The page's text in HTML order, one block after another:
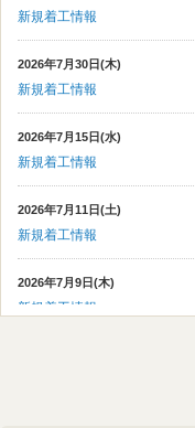
新規着工情報
2026年7月30日(木)
新規着工情報
2026年7月15日(水)
新規着工情報
2026年7月11日(土)
新規着工情報
2026年7月9日(木)
新規着工情報